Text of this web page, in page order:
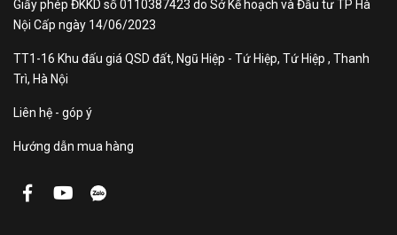
Lưu ý:Hình ảnh sản phẩm chỉ có tính chất minh họa,
chi tiết sản phẩm, màu sắc, thiết kế và thông số kỹ
thuật có thể thay đổi tùy theo sản phẩm thực tế mà
Giấy phép ĐKKD số 0110387423 do Sở Kế hoạch và Đầu tư TP Hà
Nội Cấp ngày 14/06/2023
TT1-16 Khu đấu giá QSD đất, Ngũ Hiệp - Tứ Hiệp, Tứ Hiệp , Thanh
Trì, Hà Nội
Liên hệ - góp ý
Hướng dẫn mua hàng